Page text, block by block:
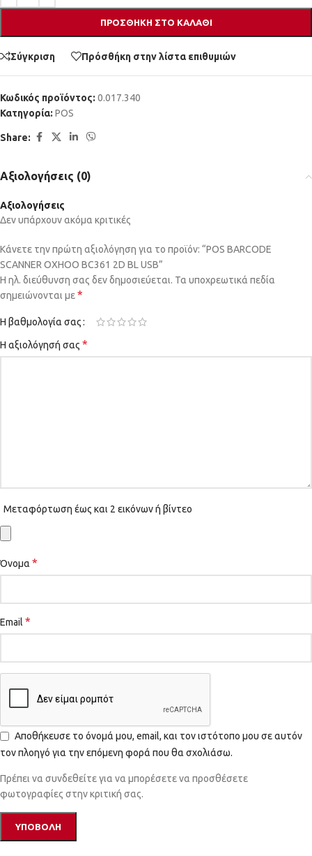
ΠΡΟΣΘΉΚΗ ΣΤΟ ΚΑΛΆΘΙ
Σύγκριση Πρόσθήκη στην λίστα επιθυμιών
Κωδικός προϊόντος: 0.017.340
Κατηγορία: POS
Share:
Αξιολογήσεις (0)
Αξιολογήσεις
Δεν υπάρχουν ακόμα κριτικές
Κάνετε την πρώτη αξιολόγηση για το προϊόν: “POS BARCODE
SCANNER OXHOO BC361 2D BL USB”
Η ηλ. διεύθυνση σας δεν δημοσιεύεται. Τα υποχρεωτικά πεδία
σημειώνονται με*
Η βαθμολογία σας
Η αξιολόγησή σας *
Μεταφόρτωση έως και 2 εικόνων ή βίντεο
Όνομα *
Email *
Αποθήκευσε το όνομά μου, email, και τον ιστότοπο μου σε αυτόν
τον πλοηγό για την επόμενη φορά που θα σχολιάσω.
Πρέπει να συνδεθείτε για να μπορέσετε να προσθέσετε
φωτογραφίες στην κριτική σας.